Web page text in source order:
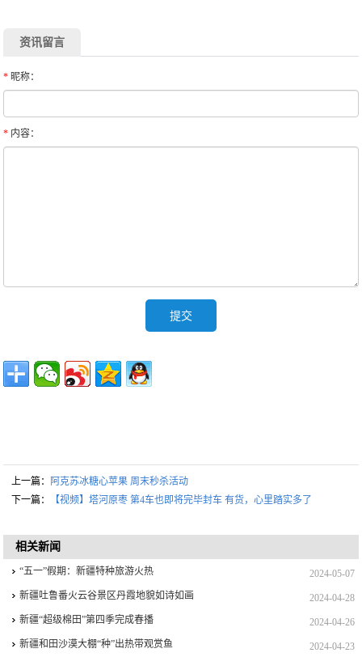
资讯留言
* 昵称：
* 内容：
上一篇：
阿克苏冰糖心苹果 周末秒杀活动
下一篇：
【视频】塔河原枣 第4车也即将完毕封车 有货，心里踏实多了
相关新闻
2024-05-07
“五一”假期：新疆特种旅游火热
2024-04-28
新疆吐鲁番火云谷景区丹霞地貌如诗如画
2024-04-26
新疆“超级棉田”第四季完成春播
2024-04-23
新疆和田沙漠大棚“种”出热带观赏鱼